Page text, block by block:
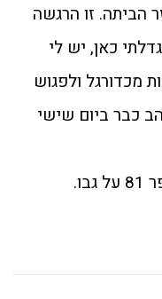
הביתה. זו הרגשה
כאן, יש לי
מכדורגל ולפגוש
כבר ביום שישי